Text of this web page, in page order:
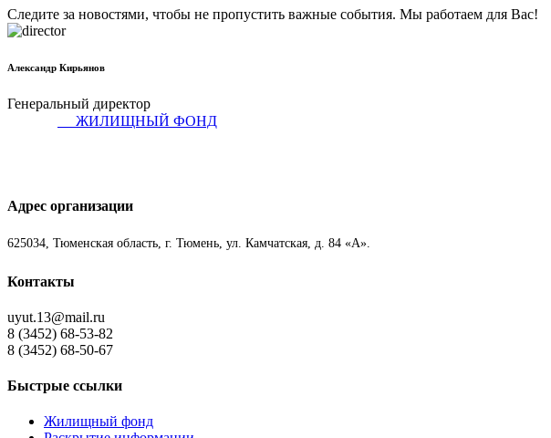
Следите за новостями, чтобы не пропустить важные события. Мы работаем для Вас!
Александр Кирьянов
Генеральный директор
ЖИЛИЩНЫЙ ФОНД
Адрес организации
625034, Тюменская область, г. Тюмень, ул. Камчатская, д. 84 «А».
Контакты
uyut.13@mail.ru
8 (3452) 68-53-82
8 (3452) 68-50-67
Быстрые ссылки
Жилищный фонд